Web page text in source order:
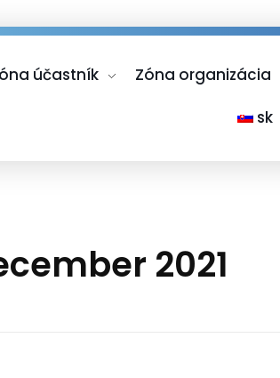
účastník Zóna organizácia
sk
2021